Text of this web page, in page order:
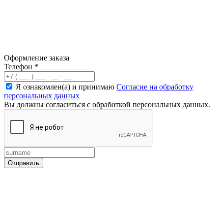
Оформление заказа
Телефон *
Я ознакомлен(а) и принимаю Согласие на обработку
персональных данных
Вы должны согласиться с обработкой персональных данных.